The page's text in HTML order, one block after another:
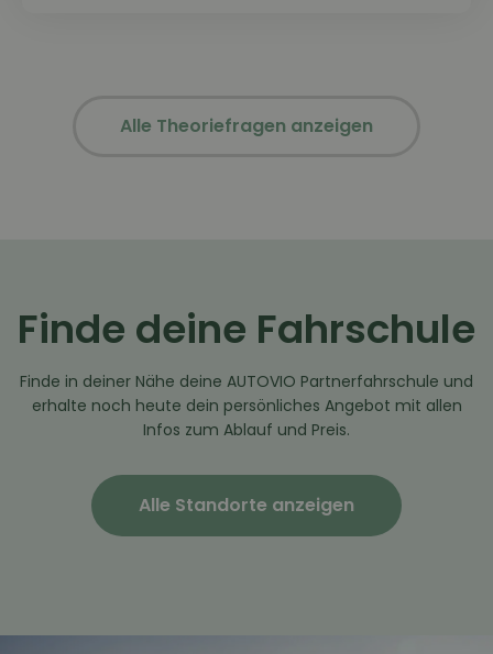
Alle Theoriefragen anzeigen
Finde deine Fahrschule
Finde in deiner Nähe deine AUTOVIO Partnerfahrschule und
erhalte noch heute dein persönliches Angebot mit allen
Infos zum Ablauf und Preis.
Alle Standorte anzeigen